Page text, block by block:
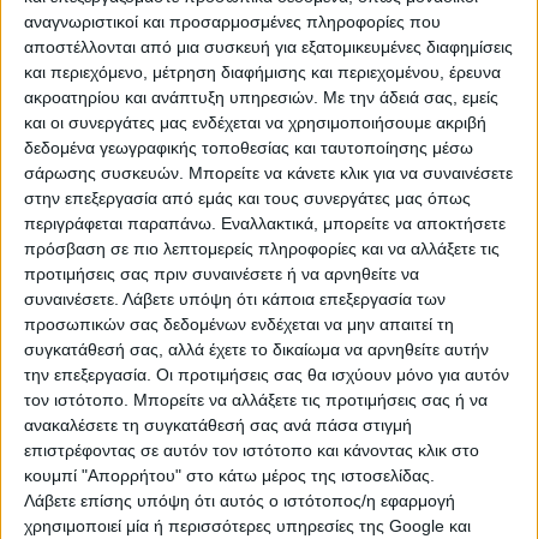
αναγνωριστικοί και προσαρμοσμένες πληροφορίες που
αποστέλλονται από μια συσκευή για εξατομικευμένες διαφημίσεις
και περιεχόμενο, μέτρηση διαφήμισης και περιεχομένου, έρευνα
ακροατηρίου και ανάπτυξη υπηρεσιών. Με την άδειά σας, εμείς
και οι συνεργάτες μας ενδέχεται να χρησιμοποιήσουμε ακριβή
δεδομένα γεωγραφικής τοποθεσίας και ταυτοποίησης μέσω
σάρωσης συσκευών. Μπορείτε να κάνετε κλικ για να συναινέσετε
στην επεξεργασία από εμάς και τους συνεργάτες μας όπως
περιγράφεται παραπάνω. Εναλλακτικά, μπορείτε να αποκτήσετε
πρόσβαση σε πιο λεπτομερείς πληροφορίες και να αλλάξετε τις
προτιμήσεις σας πριν συναινέσετε ή να αρνηθείτε να
συναινέσετε. Λάβετε υπόψη ότι κάποια επεξεργασία των
προσωπικών σας δεδομένων ενδέχεται να μην απαιτεί τη
συγκατάθεσή σας, αλλά έχετε το δικαίωμα να αρνηθείτε αυτήν
την επεξεργασία. Οι προτιμήσεις σας θα ισχύουν μόνο για αυτόν
τον ιστότοπο. Μπορείτε να αλλάξετε τις προτιμήσεις σας ή να
ανακαλέσετε τη συγκατάθεσή σας ανά πάσα στιγμή
επιστρέφοντας σε αυτόν τον ιστότοπο και κάνοντας κλικ στο
κουμπί "Απορρήτου" στο κάτω μέρος της ιστοσελίδας.
Λάβετε επίσης υπόψη ότι αυτός ο ιστότοπος/η εφαρμογή
χρησιμοποιεί μία ή περισσότερες υπηρεσίες της Google και
και πού θα χτυπήσει
07 Σεπτεμβρίου 2024
Καιρός: Μικρή πτώση της θερμοκρασίας και
τοπικές καταιγίδες
06 Σεπτεμβρίου 2024
Έρχεται διπλό κύμα κακοκαιρίας με ισχυρές
καταιγίδες και χαλάζι
03 Σεπτεμβρίου 2024
Καιρός: Βροχές και καταιγίδες με τη
θερμοκρασία έως τους 34 βαθμούς